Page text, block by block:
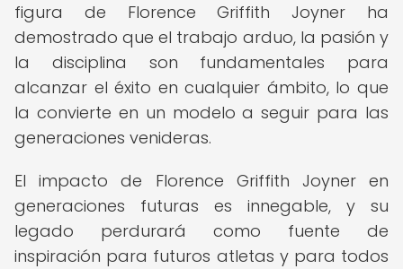
figura de Florence Griffith Joyner ha
demostrado que el trabajo arduo, la pasión y
la disciplina son fundamentales para
alcanzar el éxito en cualquier ámbito, lo que
la convierte en un modelo a seguir para las
generaciones venideras.
El impacto de Florence Griffith Joyner en
generaciones futuras es innegable, y su
legado perdurará como fuente de
inspiración para futuros atletas y para todos